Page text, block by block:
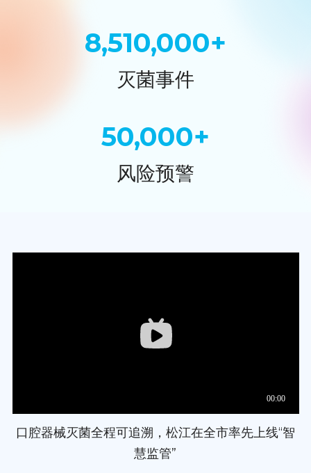
8,510,000+
灭菌事件
50,000+
风险预警
口腔器械灭菌全程可追溯，松江在全市率先上线“智
慧监管”